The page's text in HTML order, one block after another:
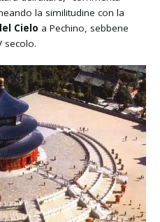
la similitudine con la
Cielo a Pechino, sebbene
secolo.